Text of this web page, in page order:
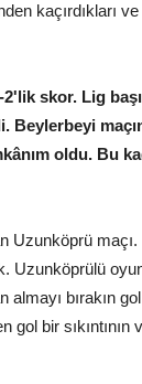
kaçırdıkları
2'lik skor. Lig
oldu. Bu
Uzunköprü
bırakın
bir sıkıntının